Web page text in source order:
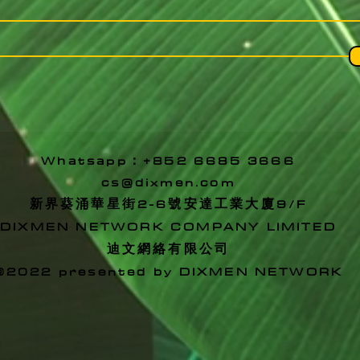
Whatsapp：+852 6685 3666
cs@dixmen.com
新界葵涌華星街2-6號安達工業大廈9/F
DIXMEN NETWORK COMPANY LIMITED
迪文網絡有限公司
presented by DIXMEN NETWORK